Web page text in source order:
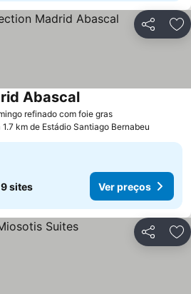
Partilhar
refinado com foie grasVer preços
AbascalVer preços
1.7 km de Estádio Santiago Bernabeu
sites Ver preços
Partilhar